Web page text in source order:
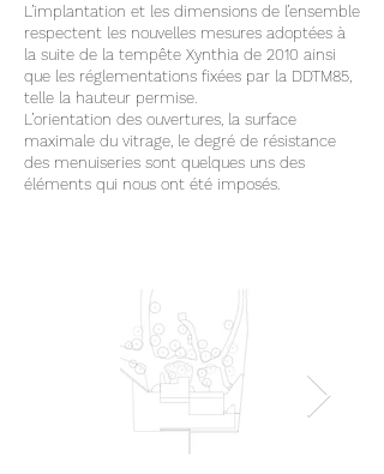
L’implantation et les dimensions de l’ensemble
respectent les nouvelles mesures adoptées à
la suite de la tempête Xynthia de 2010 ainsi
que les réglementations fixées par la DDTM85,
telle la hauteur permise.
L’orientation des ouvertures, la surface
maximale du vitrage, le degré de résistance
des menuiseries sont quelques uns des
éléments qui nous ont été imposés.